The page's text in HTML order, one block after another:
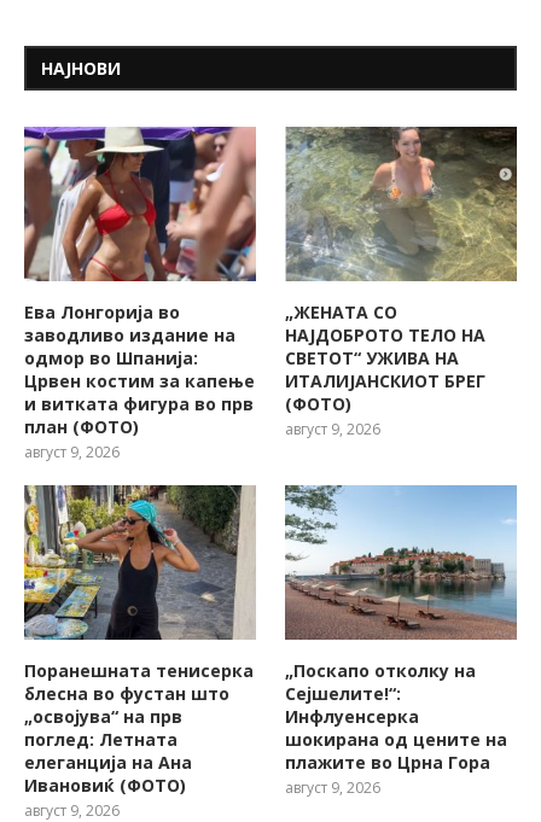
НАЈНОВИ
Ева Лонгорија во
заводливо издание на
одмор во Шпанија:
Црвен костим за капење
и витката фигура во прв
план (ФОТО)
август 9, 2026
„ЖЕНАТА СО
НАЈДОБРОТО ТЕЛО НА
СВЕТОТ“ УЖИВА НА
ИТАЛИЈАНСКИОТ БРЕГ
(ФОТО)
август 9, 2026
Поранешната тенисерка
блесна во фустан што
„освојува“ на прв
поглед: Летната
елеганција на Ана
Ивановиќ (ФОТО)
август 9, 2026
„Поскапо отколку на
Сејшелите!“:
Инфлуенсерка
шокирана од цените на
плажите во Црна Гора
август 9, 2026